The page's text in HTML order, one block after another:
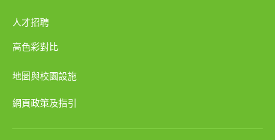
人才招聘
高色彩對比
地圖與校園設施
網頁政策及指引